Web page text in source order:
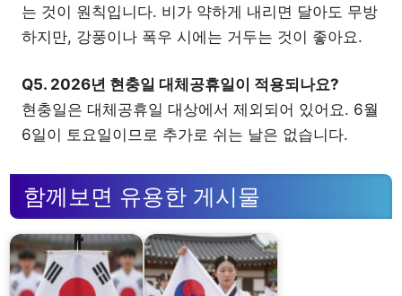
는 것이 원칙입니다. 비가 약하게 내리면 달아도 무방
하지만, 강풍이나 폭우 시에는 거두는 것이 좋아요.
Q5. 2026년 현충일 대체공휴일이 적용되나요?
현충일은 대체공휴일 대상에서 제외되어 있어요. 6월
6일이 토요일이므로 추가로 쉬는 날은 없습니다.
함께보면 유용한 게시물